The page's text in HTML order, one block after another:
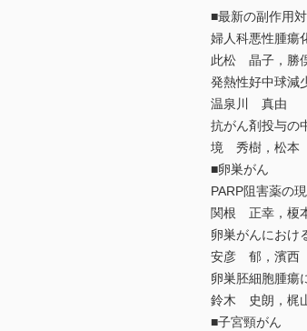
■最新の副作用
婦人科悪性腫瘍
此松 晶子，勝
発熱性好中球減
温泉川 真由
抗がん剤投与の
境 秀樹，松本
■卵巣がん
PARP阻害薬の
関根 正幸，榎
卵巣がんにおけ
安彦 郁，濱
卵巣胚細胞腫瘍
鈴木 史朗，梶
■子宮頸がん